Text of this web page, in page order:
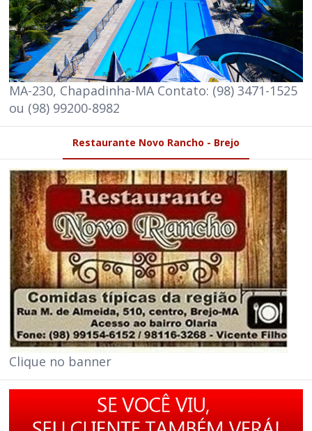
MA-230, Chapadinha-MA Contato: (98) 3471-1525
ou (98) 99200-8982
Restaurante Novo Rancho - Brejo
Clique no banner